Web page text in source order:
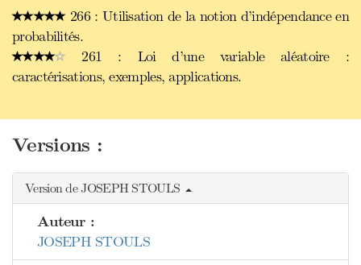
266 : Utilisation de la notion d’indépendance en
probabilités.
261 : Loi d’une variable aléatoire :
caractérisations, exemples, applications.
Versions :
Version de JOSEPH STOULS
Auteur :
JOSEPH STOULS